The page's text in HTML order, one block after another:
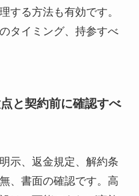
する方法も有効です。
タイミング、持参すべ
と契約前に確認すべ
示、返金規定、解約条
、書面の確認です。高